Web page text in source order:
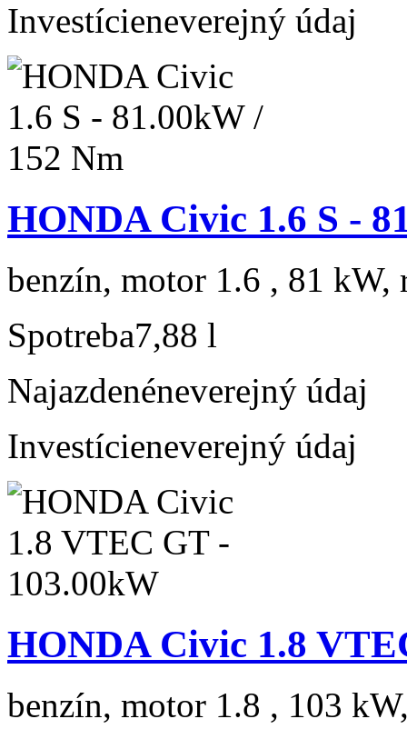
Investícieneverejný údaj
HONDA Civic 1.6 S -
benzín, motor 1.6 , 81 kW,
Spotreba7,88 l
Najazdenéneverejný údaj
Investícieneverejný údaj
HONDA Civic 1.8
benzín, motor 1.8 , 103